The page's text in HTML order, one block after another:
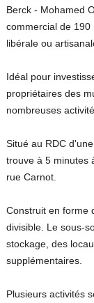
Berck - Mohamed
commercial de 190
libérale ou
Idéal pour
propriétaires des
nombreuses
Situé au RDC
trouve à 5 minutes
rue Carnot.
Construit en forme
divisible. Le sous-
stockage, des
supplémentaires.
Plusieurs activités